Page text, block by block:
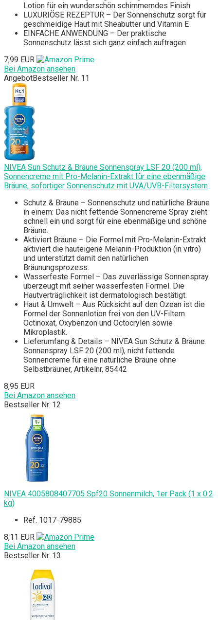
Lotion für ein wunderschön schimmerndes Finish
LUXURIÖSE REZEPTUR – Der Sonnenschutz sorgt für
geschmeidige Haut mit Sheabutter und Vitamin E
EINFACHE ANWENDUNG – Der praktische
Sonnenschutz lässt sich ganz einfach auftragen
7,99 EUR
Bei Amazon ansehen
AngebotBestseller Nr. 11
NIVEA Sun Schutz & Bräune Sonnenspray LSF 20 (200 ml),
Sonnencreme mit Pro-Melanin-Extrakt für eine ebenmäßige
Bräune, sofortiger Sonnenschutz mit UVA/UVB-Filtersystem
Schutz & Bräune – Sonnenschutz und natürliche Bräune
in einem: Das nicht fettende Sonnencreme Spray zieht
schnell ein und sorgt für eine ebenmäßige und schöne
Bräune.
Aktiviert Bräune – Die Formel mit Pro-Melanin-Extrakt
aktiviert die hauteigene Melanin-Produktion (in vitro)
und unterstützt damit den natürlichen
Bräunungsprozess.
Wasserfeste Formel – Das zuverlässige Sonnenspray
überzeugt mit seiner wasserfesten Formel. Die
Hautverträglichkeit ist dermatologisch bestätigt.
Haut & Umwelt – Aus Rücksicht auf den Ozean ist die
Formel der Sonnenlotion frei von den UV-Filtern
Octinoxat, Oxybenzon und Octocrylen sowie
Mikroplastik.
Lieferumfang & Details – NIVEA Sun Schutz & Bräune
Sonnenspray LSF 20 (200 ml), nicht fettende
Sonnencreme für eine natürliche Bräune ohne
Selbstbräuner, Artikelnr. 85442
8,95 EUR
Bei Amazon ansehen
Bestseller Nr. 12
NIVEA 4005808407705 Spf20 Sonnenmilch, 1er Pack (1 x 0.2
kg)
Ref. 1017-79885
8,11 EUR
Bei Amazon ansehen
Bestseller Nr. 13